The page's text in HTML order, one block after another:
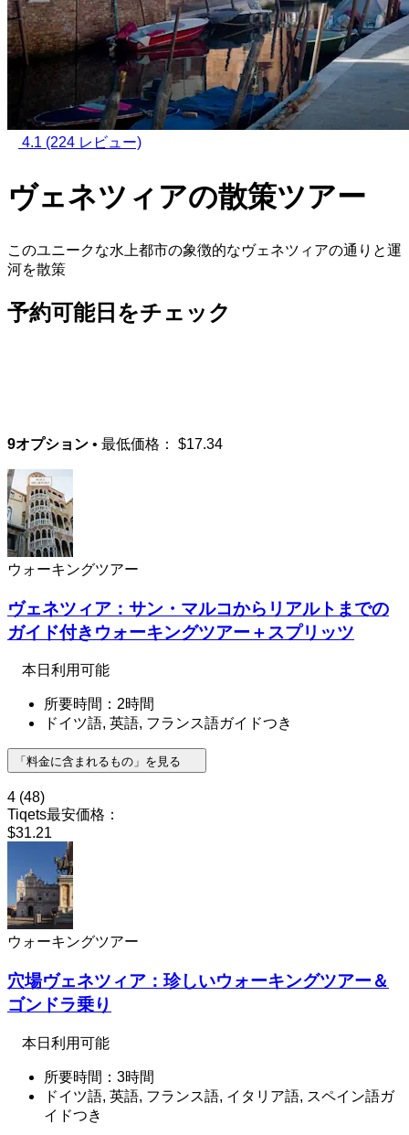
4.1 (224 レビュー)
ヴェネツィアの散策ツアー
このユニークな水上都市の象徴的なヴェネツィアの通りと運
河を散策
予約可能日をチェック
9オプション • 最低価格： $17.34
ウォーキングツアー
ヴェネツィア：サン・マルコからリアルトまでの
ガイド付きウォーキングツアー＋スプリッツ
本日利用可能
所要時間：2時間
ドイツ語, 英語, フランス語ガイドつき
「料金に含まれるもの」を見る
4 (48)
Tiqets最安価格：
$31.21
ウォーキングツアー
穴場ヴェネツィア：珍しいウォーキングツアー＆
ゴンドラ乗り
本日利用可能
所要時間：3時間
ドイツ語, 英語, フランス語, イタリア語, スペイン語ガ
イドつき